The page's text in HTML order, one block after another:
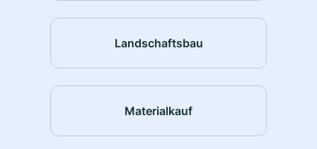
Landschaftsbau
Materialkauf